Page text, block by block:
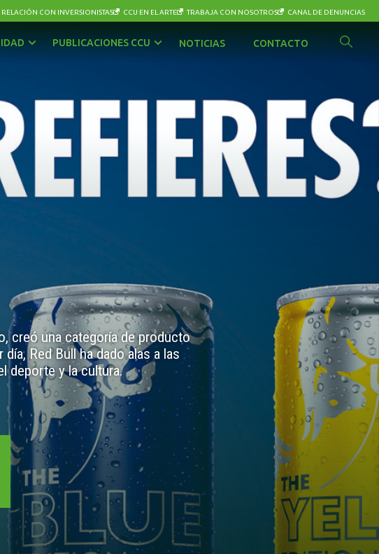
RELACIÓN CON INVERSIONISTAS CCU EN EL ARTE TRABAJA CON NOSOTROS CANAL DE DENUNCIAS
PUBLICACIONES CCU NOTICIAS CONTACTO
creó una categoría de producto
Red Bull ha dado alas a las
deporte y la cultura.